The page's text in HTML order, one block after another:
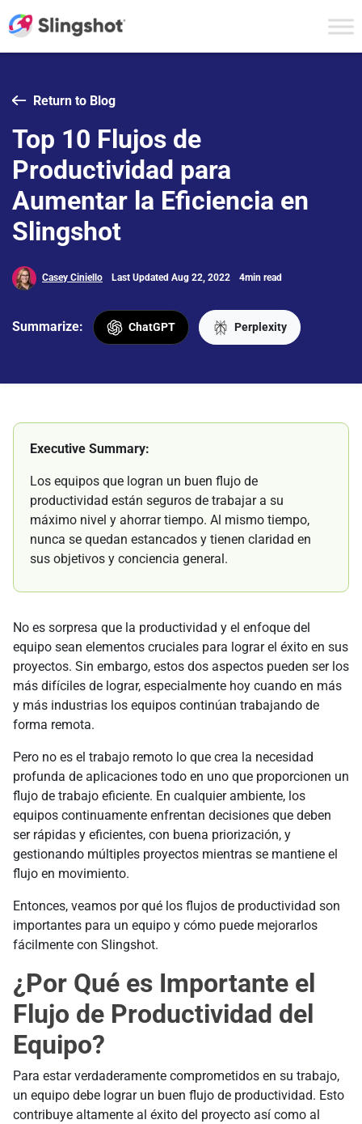
Return to Blog
Top 10 Flujos de
Productividad para
Aumentar la Eficiencia en
Slingshot
Casey Ciniello Last Updated Aug 22, 2022 4min read
Summarize: ChatGPT Perplexity
Executive Summary:
Los equipos que logran un buen flujo de
productividad están seguros de trabajar a su
máximo nivel y ahorrar tiempo. Al mismo tiempo,
nunca se quedan estancados y tienen claridad en
sus objetivos y conciencia general.
No es sorpresa que la productividad y el enfoque del
equipo sean elementos cruciales para lograr el éxito en sus
proyectos. Sin embargo, estos dos aspectos pueden ser los
más difíciles de lograr, especialmente hoy cuando en más
y más industrias los equipos continúan trabajando de
forma remota.
Pero no es el trabajo remoto lo que crea la necesidad
profunda de aplicaciones todo en uno que proporcionen un
flujo de trabajo eficiente. En cualquier ambiente, los
equipos continuamente enfrentan decisiones que deben
ser rápidas y eficientes, con buena priorización, y
gestionando múltiples proyectos mientras se mantiene el
flujo en movimiento.
Entonces, veamos por qué los flujos de productividad son
importantes para un equipo y cómo puede mejorarlos
fácilmente con Slingshot.
¿Por Qué es Importante el
Flujo de Productividad del
Equipo?
Para estar verdaderamente comprometidos en su trabajo,
un equipo debe lograr un buen flujo de productividad. Esto
contribuye altamente al éxito del proyecto así como al